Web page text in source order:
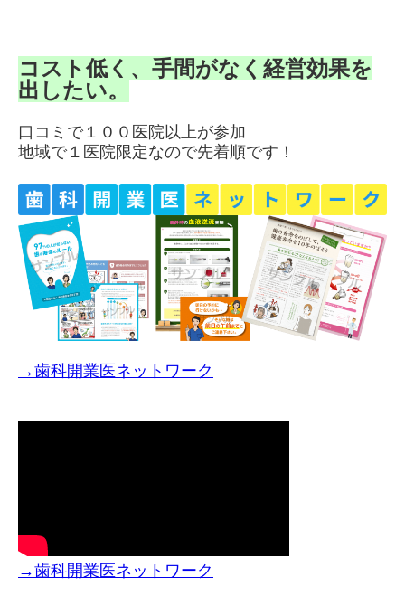
コスト低く、手間がなく経営効果を
出したい。
口コミで１００医院以上が参加
地域で１医院限定なので先着順です！
→歯科開業医ネットワーク
→歯科開業医ネットワーク